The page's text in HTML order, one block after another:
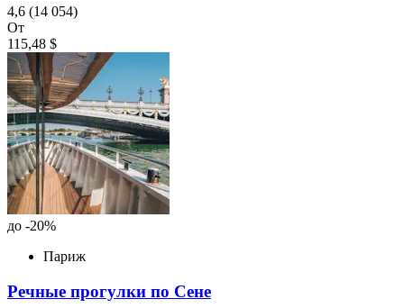
4,6 (14 054)
От
115,48 $
до -20%
Париж
Речные прогулки по Сене